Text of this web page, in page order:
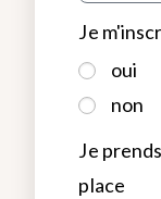
Je
oui
non
Je
place